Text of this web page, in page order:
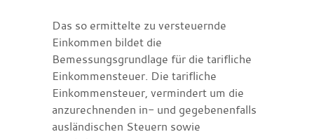
Das so ermittelte zu versteuernde
Einkommen bildet die
Bemessungsgrundlage für die tarifliche
Einkommensteuer. Die tarifliche
Einkommensteuer, vermindert um die
anzurechnenden in- und gegebenenfalls
ausländischen Steuern sowie